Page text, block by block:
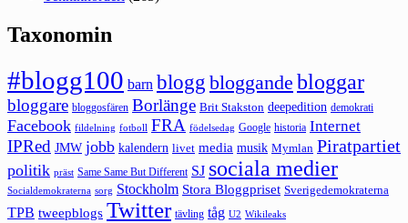
Taxonomin
#blogg100 barn blogg bloggande bloggar
bloggare bloggosfären Borlänge Brit Stakston deepedition demokrati
Facebook fildelning fotboll FRA födelsedag Google historia Internet
IPRed JMW jobb kalendern livet media musik Mymlan Piratpartiet
politik präst Same Same But Different SJ sociala medier
Socialdemokraterna sorg Stockholm Stora Bloggpriset Sverigedemokraterna
TPB tweepblogs Twitter tävling tåg U2 Wikileaks